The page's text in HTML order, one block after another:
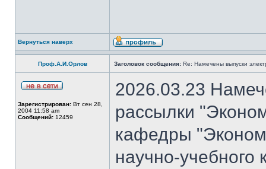
Вернуться наверх
Проф.А.И.Орлов Заголовок сообщения: Re: Намечены выпуски
Зарегистрирован: Вт сен 28,
2004 11:58 am
Сообщений: 12459
2026.03.23
рассылки
кафедры
научно-